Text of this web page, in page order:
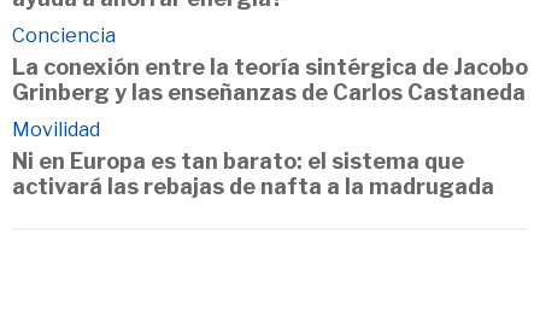
Conciencia
La conexión entre la teoría sintérgica de Jacobo
Grinberg y las enseñanzas de Carlos Castaneda
Movilidad
Ni en Europa es tan barato: el sistema que
activará las rebajas de nafta a la madrugada